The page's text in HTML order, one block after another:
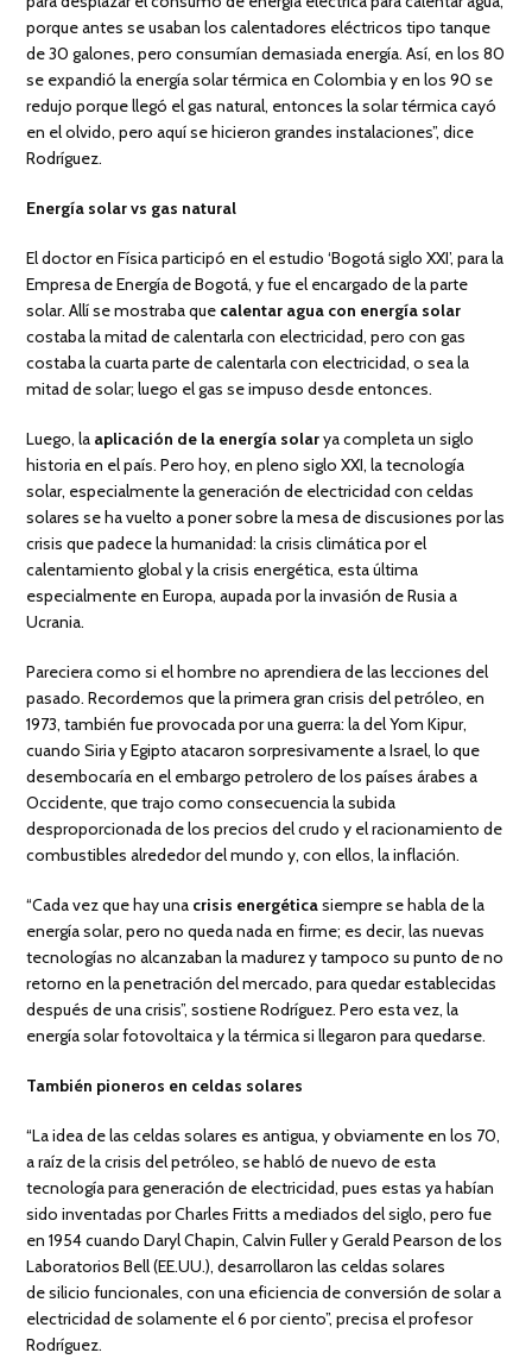
porque antes se usaban los calentadores eléctricos tipo tanque
de 30 galones, pero consumían demasiada energía. Así, en los 80
se expandió la energía solar térmica en Colombia y en los 90 se
redujo porque llegó el gas natural, entonces la solar térmica cayó
en el olvido, pero aquí se hicieron grandes instalaciones”, dice
Rodríguez.
Energía solar vs gas natural
El doctor en Física participó en el estudio ‘Bogotá siglo XXI’, para la
Empresa de Energía de Bogotá, y fue el encargado de la parte
solar. Allí se mostraba que calentar agua con energía solar
costaba la mitad de calentarla con electricidad, pero con gas
costaba la cuarta parte de calentarla con electricidad, o sea la
mitad de solar; luego el gas se impuso desde entonces.
Luego, la aplicación de la energía solarya completa un siglo
historia en el país. Pero hoy, en pleno siglo XXI, la tecnología
solar, especialmente la generación de electricidad con celdas
solares se ha vuelto a poner sobre la mesa de discusiones por las
crisis que padece la humanidad: la crisis climática por el
calentamiento global y la crisis energética, esta última
especialmente en Europa, aupada por la invasión de Rusia a
Ucrania.
Pareciera como si el hombre no aprendiera de las lecciones del
pasado. Recordemos que la primera gran crisis del petróleo, en
1973, también fue provocada por una guerra: la del Yom Kipur,
cuando Siria y Egipto atacaron sorpresivamente a Israel, lo que
desembocaría en el embargo petrolero de los países árabes a
Occidente, que trajo como consecuencia la subida
desproporcionada de los precios del crudo y el racionamiento de
combustibles alrededor del mundo y, con ellos, la inflación.
“Cada vez que hay una crisis energéticasiempre se habla de la
energía solar, pero no queda nada en firme; es decir, las nuevas
tecnologías no alcanzaban la madurez y tampoco su punto de no
retorno en la penetración del mercado, para quedar establecidas
después de una crisis”, sostiene Rodríguez. Pero esta vez, la
energía solar fotovoltaica y la térmica si llegaron para quedarse.
También pioneros en celdas solares
“La idea de las celdas solares es antigua, y obviamente en los 70,
a raíz de la crisis del petróleo, se habló de nuevo de esta
tecnología para generación de electricidad, pues estas ya habían
sido inventadas por Charles Fritts a mediados del siglo, pero fue
en 1954 cuando Daryl Chapin, Calvin Fuller y Gerald Pearson de los
Laboratorios Bell (EE.UU.), desarrollaron las celdas solares
de silicio funcionales, con una eficiencia de conversión de solar a
electricidad de solamente el 6 por ciento”, precisa el profesor
Rodríguez.